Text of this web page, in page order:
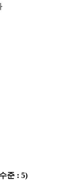
준 : 5)